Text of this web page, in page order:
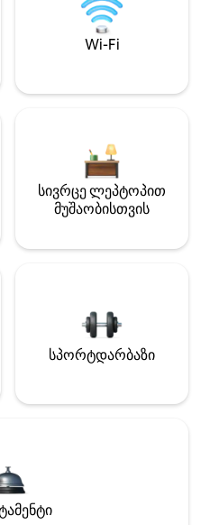
Wi-Fi
სივრცე ლეპტოპით
მუშაობისთვის
სპორტდარბაზი